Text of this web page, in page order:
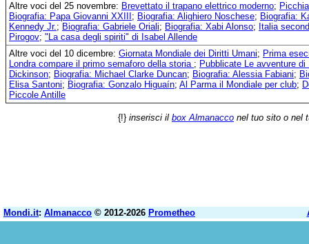
Altre voci del 25 novembre: Brevettato il trapano elettrico moderno;
Biografia: Papa Giovanni XXIII ; Biografia: Alighiero Noschese; Biografia:
Kennedy Jr.; Biografia: Gabriele Oriali; Biografia: Xabi Alonso; Italia
Pirogov; "La casa degli spiriti" di Isabel Allende
Altre voci del 10 dicembre: Giornata Mondiale dei Diritti Umani; Prima
Londra compare il primo semaforo della storia ; Pubblicate Le avventure
Dickinson; Biografia: Michael Clarke Duncan; Biografia: Alessia Fabiani;
Elisa Santoni; Biografia: Gonzalo Higuaín; Al Parma il Mondiale per club;
Piccole Antille
{!} inserisci il box Almanacco nel tuo sito o nel
Mondi.it: Almanacco © 2012-2026 Prometheo